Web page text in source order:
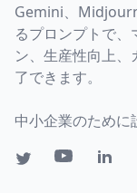
Gemini、
るプロンプトで、
ン、生産性向上
了できます。
中小企業のために